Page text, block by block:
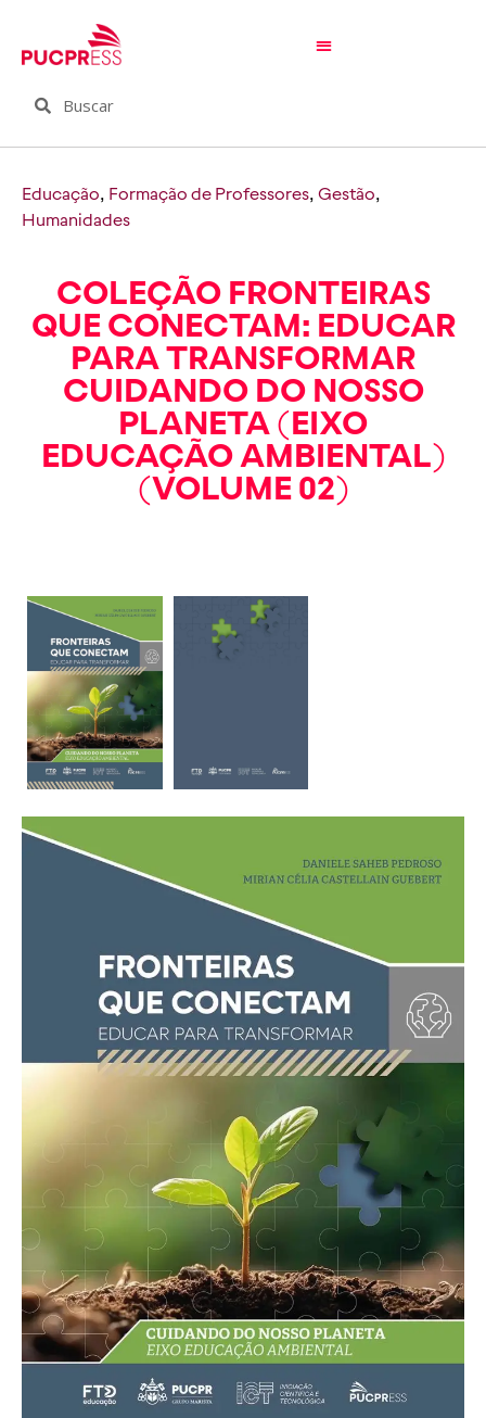
Educação Formação de Professores Gestão
Humanidades
COLEÇÃO FRONTEIRAS
QUE CONECTAM: EDUCAR
PARA TRANSFORMAR
CUIDANDO DO NOSSO
PLANETA (EIXO
EDUCAÇÃO AMBIENTAL)
(VOLUME 02)